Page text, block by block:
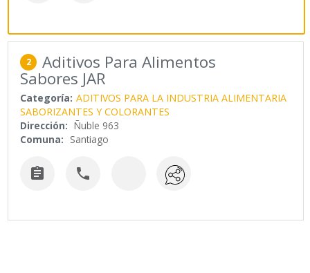
2 Aditivos Para Alimentos
Sabores JAR
Categoría: ADITIVOS PARA LA INDUSTRIA ALIMENTARIA
SABORIZANTES Y COLORANTES
Dirección: Ñuble 963
Comuna: Santiago
 